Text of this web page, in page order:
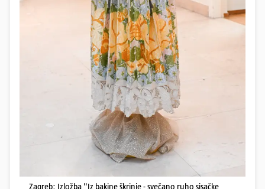
Zagreb: Izložba "Iz bakine škrinje - svečano ruho sisačke